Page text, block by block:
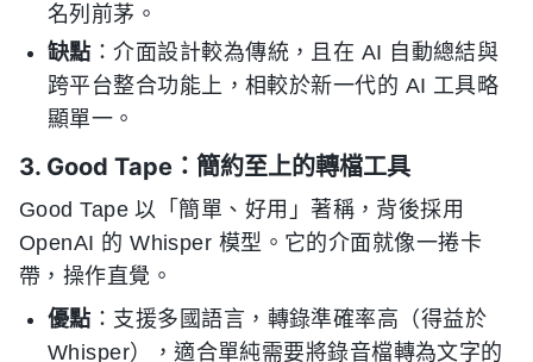
名列前茅。
缺點 ：介面設計較為傳統，且在 AI 自動總結與
跨平台整合功能上，相較於新一代的 AI 工具略
顯單一。
3. Good Tape：簡約至上的轉檔工具
Good Tape 以「簡單、好用」著稱，背後採用
OpenAI 的 Whisper 模型。它的介面就像一捲卡
帶，操作直覺。
優點 ：支援多國語言，轉錄準確率高（得益於
Whisper），適合單純需要將錄音檔轉為文字的